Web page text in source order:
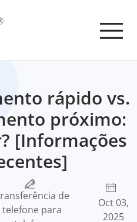
rápido vs.
próximo:
[Informações
de
telefone para
Oct 03,
2025